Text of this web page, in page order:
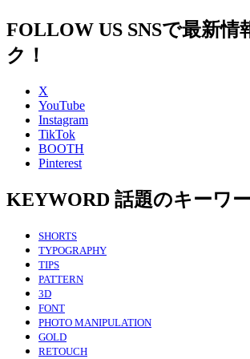
FOLLOW US SNSで最新情
ク！
X
YouTube
Instagram
TikTok
BOOTH
Pinterest
KEYWORD 話題のキーワ
SHORTS
TYPOGRAPHY
TIPS
PATTERN
3D
FONT
PHOTO MANIPULATION
GOLD
RETOUCH